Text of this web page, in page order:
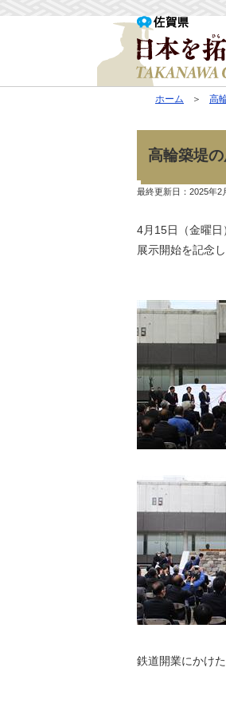
ホーム 高
高輪築堤
最終更新日： 2025年2
4月15日（金曜日
展示開始を記念
鉄道開業にかけ